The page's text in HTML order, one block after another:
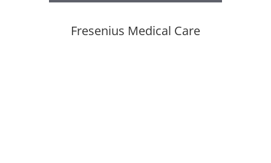
Fresenius Medical Care